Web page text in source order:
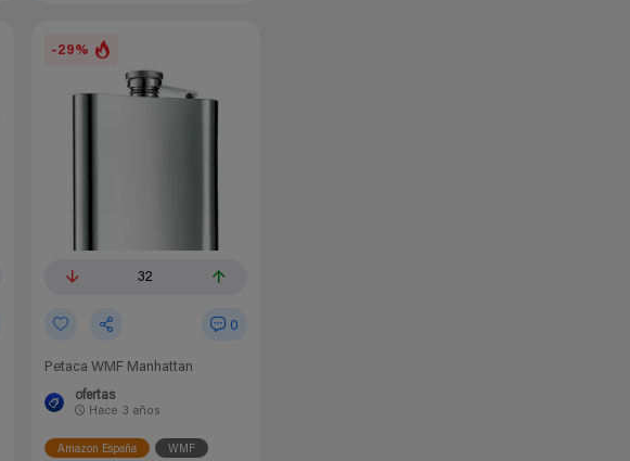
-29%
32
0
Petaca WMF Manhattan
ofertas
Hace 3 años
Amazon España WMF